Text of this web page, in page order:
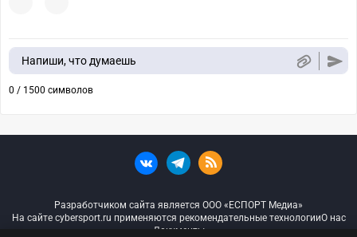
Напиши, что думаешь
0 / 1500 символов
Разработчиком сайта является ООО «ЕСПОРТ Медиа»
На сайте cybersport.ru применяются рекомендательные технологииО нас
Документы